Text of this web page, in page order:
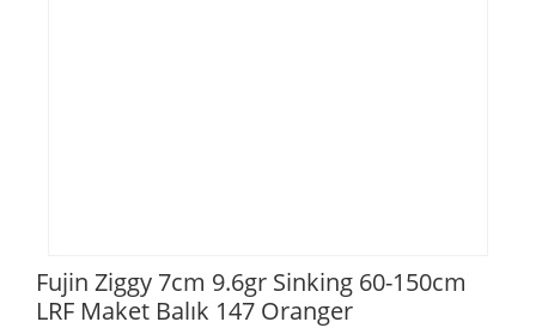
Fujin Ziggy 7cm 9.6gr Sinking 60-150cm
LRF Maket Balık 147 Oranger